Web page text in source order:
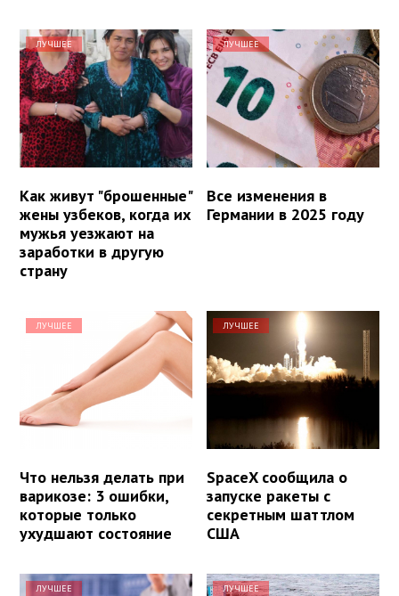
ЛУЧШЕЕ
Как живут "брошенные"
жены узбеков, когда их
мужья уезжают на
заработки в другую
страну
ЛУЧШЕЕ
Все изменения в
Германии в 2025 году
ЛУЧШЕЕ
Что нельзя делать при
варикозе: 3 ошибки,
которые только
ухудшают состояние
ЛУЧШЕЕ
SpaceX сообщила о
запуске ракеты с
секретным шаттлом
США
ЛУЧШЕЕ ЛУЧШЕЕ